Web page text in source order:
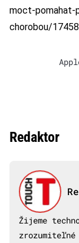
moct-pomahat-
chorobou/
Redaktor
Žijeme